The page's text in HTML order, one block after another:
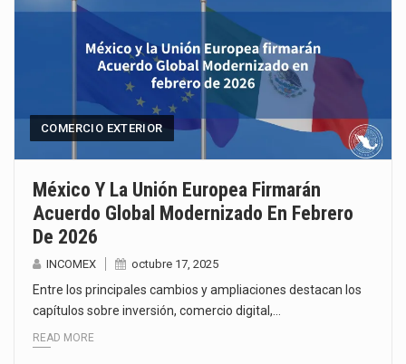
COMERCIO EXTERIOR
México Y La Unión Europea Firmarán
Acuerdo Global Modernizado En Febrero
De 2026
INCOMEX octubre 17, 2025
Entre los principales cambios y ampliaciones destacan los
capítulos sobre inversión, comercio digital,…
READ MORE